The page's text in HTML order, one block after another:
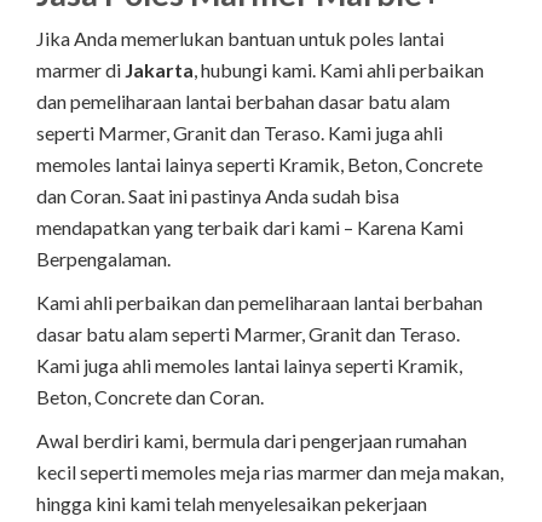
Jika Anda memerlukan bantuan untuk poles lantai
marmer di Jakarta, hubungi kami. Kami ahli perbaikan
dan pemeliharaan lantai berbahan dasar batu alam
seperti Marmer, Granit dan Teraso. Kami juga ahli
memoles lantai lainya seperti Kramik, Beton, Concrete
dan Coran. Saat ini pastinya Anda sudah bisa
mendapatkan yang terbaik dari kami – Karena Kami
Berpengalaman.
Kami ahli perbaikan dan pemeliharaan lantai berbahan
dasar batu alam seperti Marmer, Granit dan Teraso.
Kami juga ahli memoles lantai lainya seperti Kramik,
Beton, Concrete dan Coran.
Awal berdiri kami, bermula dari pengerjaan rumahan
kecil seperti memoles meja rias marmer dan meja makan,
hingga kini kami telah menyelesaikan pekerjaan